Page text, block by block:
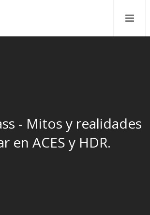
- Mitos y realidades
en ACES y HDR.